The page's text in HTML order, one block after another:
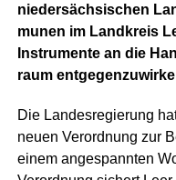
nie­der­säch­si­schen
mu­nen im Land­kreis
Instru­men­te an die
raum
Die Lan­des­re­gie­rung
neu­en Ver­ord­nung zur
einem ange­spann­ten